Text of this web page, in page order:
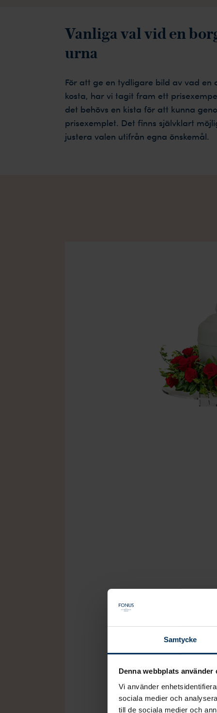
Samtycke
Denna webbplats använder
Vi använder
sociala medier och
till de sociala medier och
Vanliga val vid en
urna
För att ge en tydligare bild av vad en
kosta, har vi tagit fram ett
det behövs en kista för att kunna
prisexemplet. Det finns självklart
justera valen utifrån egna önskemål.
Tillval
Förutom de delar som
även välja en urna om
dödsannons som
ceremonin, tjänsten
gäster som inte kan